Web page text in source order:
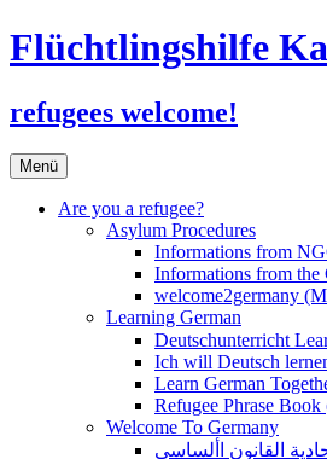
Flüchtlingshilfe
refugees welcome!
Menü Zum
Inhalt
springen
Are you a refugee?
Asylum Procedures
Informations from
Informations from
welcome2germany
Learning German
Ich will Deutsch
Learn German
Refugee Phrase
Welcome To Germany